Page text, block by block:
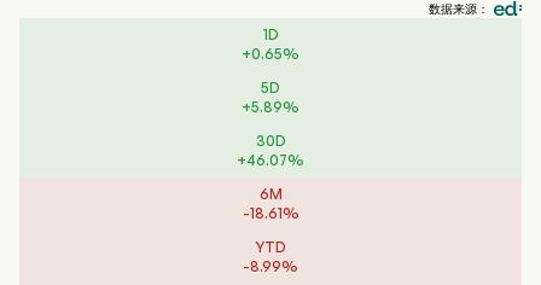
数据来源：
1D
+0.65%
5D
+5.89%
30D
+46.07%
6M
-18.61%
YTD
-8.99%